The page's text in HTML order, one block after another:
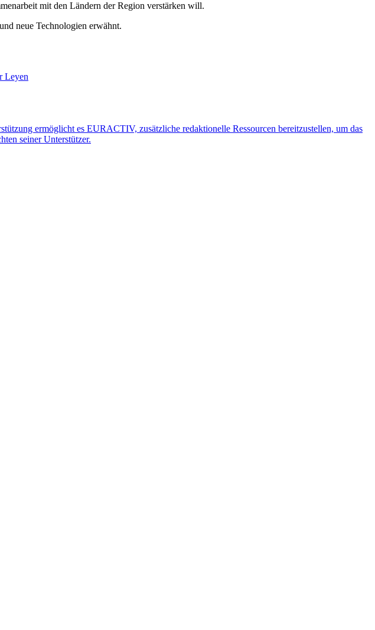
mit den Ländern der Region verstärken will.
neue Technologien erwähnt.
Leyen
ermöglicht es EURACTIV, zusätzliche redaktionelle Ressourcen bereitzustellen, um das
seiner Unterstützer.